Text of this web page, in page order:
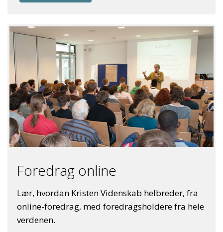
Foredrag online
Lær, hvordan Kristen Videnskab helbreder, fra
online-foredrag, med foredragsholdere fra hele
verdenen.